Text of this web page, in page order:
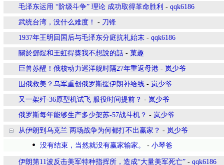
毛泽东运用 “阶级斗争” 理论 成功取得革命胜利 - qqk6186
武统台湾，没什么难度！ - 刀锋
1937年王明回国后与毛泽东分庭抗礼始末 - qqk6186
關於鄧煜和王虹得獎我不想說的話 - 菓趣
巨兽苏醒！俄核动力巡洋舰时隔27年重返母港 - 岚少爷
围俄救美？乌军重创俄罗斯援伊朗补给线 - 岚少爷
又一架歼-36原型机试飞 服役时间提前？ - 岚少爷
俄罗斯每年能够生产多少架苏-57战斗机？ - 岚少爷
从伊朗到乌克兰 两场战争为何都打不出赢家？ - 岚少爷
没有结束，当然就没有赢家输家。
- 小琴爸
伊朗第11波反击美军特种指挥所，造成“大量美军死亡” - qqk6186